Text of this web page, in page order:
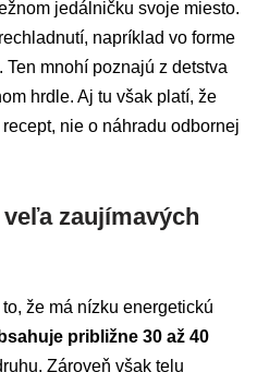
jedálničku svoje miesto.
napríklad vo forme
. Ten mnohí poznajú z detstva
hrdle. Aj tu však platí, že
nie o náhradu odbornej
zaujímavých
že má nízku energetickú
približne 30 až 40
Zároveň však telu